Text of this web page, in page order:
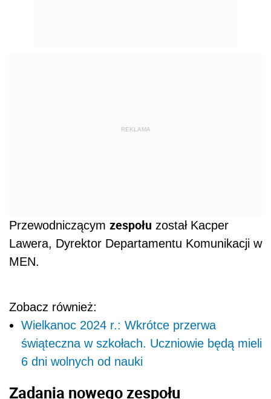
REKLAMA
Przewodniczącym zespołu został Kacper
Lawera, Dyrektor Departamentu Komunikacji w
MEN.
Zobacz również:
Wielkanoc 2024 r.: Wkrótce przerwa
świąteczna w szkołach. Uczniowie będą mieli
6 dni wolnych od nauki
Zadania nowego zespołu